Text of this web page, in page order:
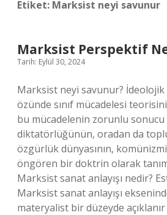
Etiket: Marksist neyi savunur
Marksist Perspektif
Tarih: Eylül 30, 2024
Marksist neyi savunur?
özünde sınıf mücadelesi
bu mücadelenin zorunlu
diktatörlüğünün, oradan da
özgürlük dünyasının,
öngören bir doktrin olarak
Marksist sanat anlayışı nedir?
Marksist sanat anlayışı
materyalist bir düzeyde